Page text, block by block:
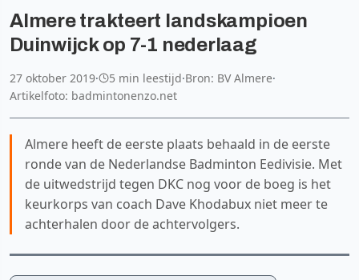
Almere trakteert landskampioen
Duinwijck op 7-1 nederlaag
27 oktober 2019· 5 min leestijd·Bron: BV Almere·
Artikelfoto: badmintonenzo.net
Almere heeft de eerste plaats behaald in de eerste
ronde van de Nederlandse Badminton Eedivisie. Met
de uitwedstrijd tegen DKC nog voor de boeg is het
keurkorps van coach Dave Khodabux niet meer te
achterhalen door de achtervolgers.